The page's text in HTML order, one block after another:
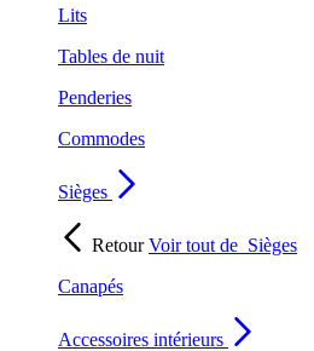
Lits
Tables de nuit
Penderies
Commodes
Sièges
RetourVoir tout de Sièges
Canapés
Accessoires intérieurs